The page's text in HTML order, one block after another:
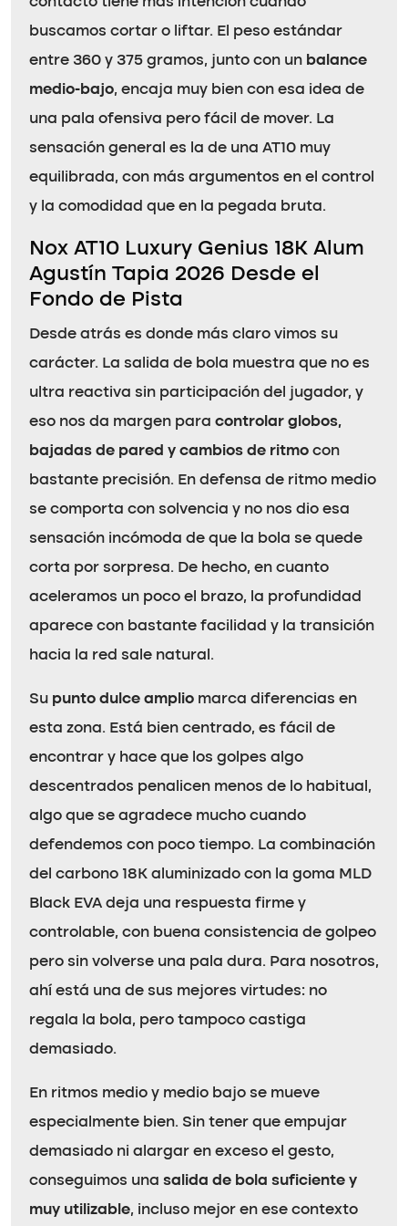
buscamos cortar o liftar. El peso estándar
entre 360 y 375 gramos, junto con un balance
medio-bajo, encaja muy bien con esa idea de
una pala ofensiva pero fácil de mover. La
sensación general es la de una AT10 muy
equilibrada, con más argumentos en el control
y la comodidad que en la pegada bruta.
Nox AT10 Luxury Genius 18K Alum
Agustín Tapia 2026 Desde el
Fondo de Pista
Desde atrás es donde más claro vimos su
carácter. La salida de bola muestra que no es
ultra reactiva sin participación del jugador, y
eso nos da margen para controlar globos,
bajadas de pared y cambios de ritmo con
bastante precisión. En defensa de ritmo medio
se comporta con solvencia y no nos dio esa
sensación incómoda de que la bola se quede
corta por sorpresa. De hecho, en cuanto
aceleramos un poco el brazo, la profundidad
aparece con bastante facilidad y la transición
hacia la red sale natural.
Su punto dulce amplio marca diferencias en
esta zona. Está bien centrado, es fácil de
encontrar y hace que los golpes algo
descentrados penalicen menos de lo habitual,
algo que se agradece mucho cuando
defendemos con poco tiempo. La combinación
del carbono 18K aluminizado con la goma MLD
Black EVA deja una respuesta firme y
controlable, con buena consistencia de golpeo
pero sin volverse una pala dura. Para nosotros,
ahí está una de sus mejores virtudes: no
regala la bola, pero tampoco castiga
demasiado.
En ritmos medio y medio bajo se mueve
especialmente bien. Sin tener que empujar
demasiado ni alargar en exceso el gesto,
conseguimos una salida de bola suficiente y
muy utilizable, incluso mejor en ese contexto